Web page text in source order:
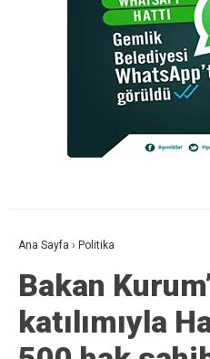
Ana Sayfa › Politika
Bakan
katılımıyla